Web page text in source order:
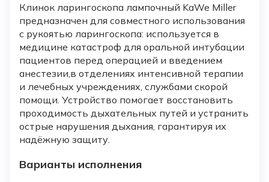
Клинок ларингоскопа лампочный KaWe Miller
предназначен для совместного использования
с рукоятью ларингоскопа: используется в
медицине катастроф для оральной интубации
пациентов перед операцией и введением
анестезии,в отделениях интенсивной терапии
и лечебных учреждениях, службами скорой
помощи. Устройство помогает восстановить
проходимость дыхательных путей и устранить
острые нарушения дыхания, гарантируя их
надёжную защиту.
Варианты исполнения